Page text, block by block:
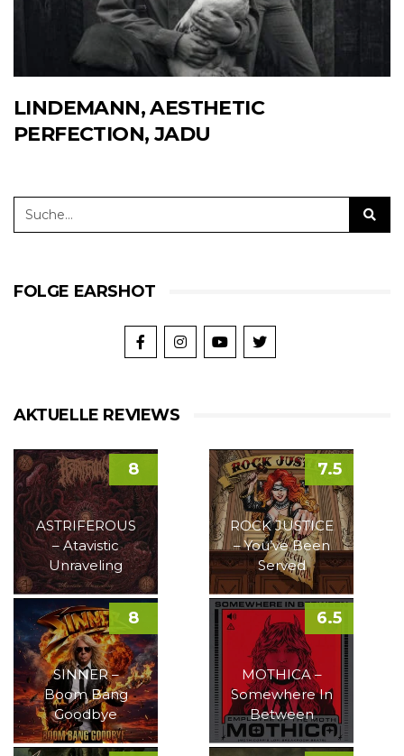
LINDEMANN, AESTHETIC
PERFECTION, JADU
FOLGE EARSHOT
AKTUELLE REVIEWS
ASTRIFEROUS
– Atavistic
Unraveling
8
ROCK JUSTICE
– You’ve Been
Served
7.5
SINNER –
Boom Bang
Goodbye
8
MOTHICA –
Somewhere In
Between
6.5